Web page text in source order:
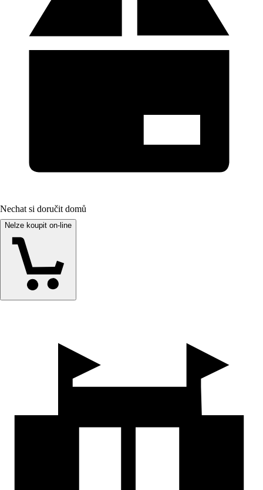
Nechat si doručit domů
Nelze koupit on-line